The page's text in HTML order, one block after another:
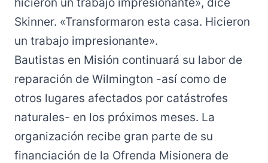
Skinner. «Transformaron esta casa. Hicieron
un trabajo impresionante».
Bautistas en Misión continuará su labor de
reparación de Wilmington -así como de
otros lugares afectados por catástrofes
naturales- en los próximos meses. La
organización recibe gran parte de su
financiación de la Ofrenda Misionera de